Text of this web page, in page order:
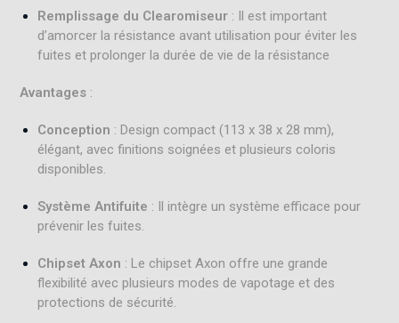
Remplissage du Clearomiseur : Il est important
d’amorcer la résistance avant utilisation pour éviter les
fuites et prolonger la durée de vie de la résistance
Avantages :
Conception : Design compact (113 x 38 x 28 mm),
élégant, avec finitions soignées et plusieurs coloris
disponibles.
Système Antifuite : Il intègre un système efficace pour
prévenir les fuites
Chipset Axon : Le chipset Axon offre une grande
flexibilité avec plusieurs modes de vapotage et des
protections de sécurité